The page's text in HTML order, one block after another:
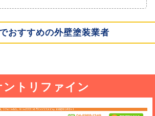
おすすめの外壁塗装業者
ントリファイン